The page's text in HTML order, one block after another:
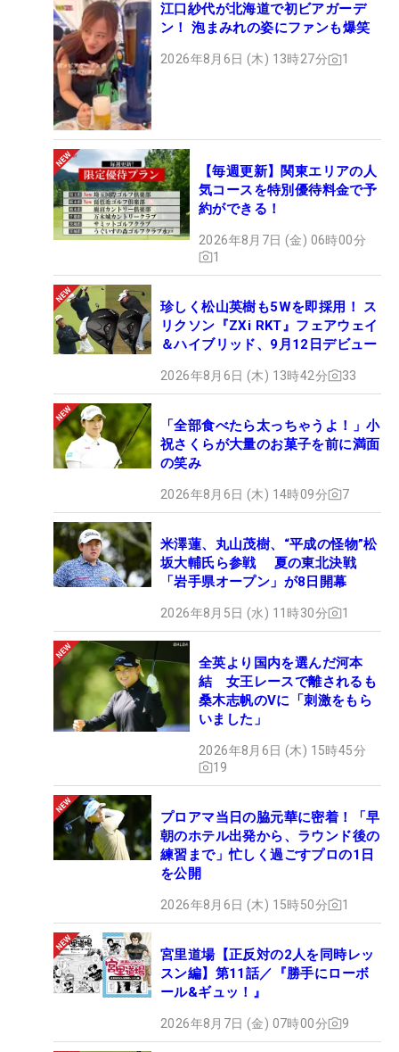
江口紗代が北海道で初ビアガーデ
ン！ 泡まみれの姿にファンも爆笑
2026年8月6日 (木) 13時27分 1
【毎週更新】関東エリアの人
気コースを特別優待料金で予
約ができる！
2026年8月7日 (金) 06時00分
1
珍しく松山英樹も5Wを即採用！ ス
リクソン『ZXi RKT』フェアウェイ
＆ハイブリッド、9月12日デビュー
2026年8月6日 (木) 13時42分 33
「全部食べたら太っちゃうよ！」小
祝さくらが大量のお菓子を前に満面
の笑み
2026年8月6日 (木) 14時09分 7
米澤蓮、丸山茂樹、“平成の怪物”松
坂大輔氏ら参戦 夏の東北決戦
「岩手県オープン」が8日開幕
2026年8月5日 (水) 11時30分 1
全英より国内を選んだ河本
結 女王レースで離されるも
桑木志帆のVに「刺激をもら
いました」
2026年8月6日 (木) 15時45分
19
プロアマ当日の脇元華に密着！「早
朝のホテル出発から、ラウンド後の
練習まで」忙しく過ごすプロの1日
を公開
2026年8月6日 (木) 15時50分 1
宮里道場【正反対の2人を同時レッ
スン編】第11話／『勝手にローボ
ール&ギュッ！』
2026年8月7日 (金) 07時00分 9